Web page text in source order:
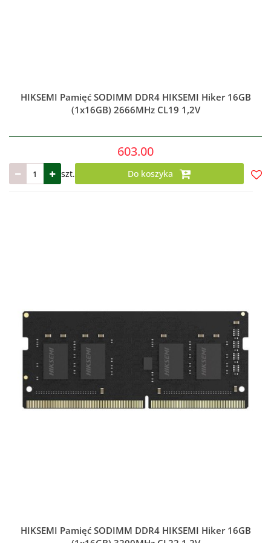
HIKSEMI Pamięć SODIMM DDR4 HIKSEMI Hiker 16GB
(1x16GB) 2666MHz CL19 1,2V
603.00
szt. Do koszyka
HIKSEMI Pamięć SODIMM DDR4 HIKSEMI Hiker 16GB